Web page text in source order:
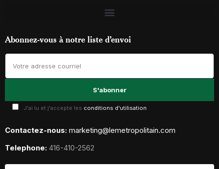
Abonnez-vous à notre liste d’envoi
J'ai lu et j'accepte les conditions d'utilisation
Contactez-nous: marketing@lemetropolitain.com
Telephone: 416-410-2562